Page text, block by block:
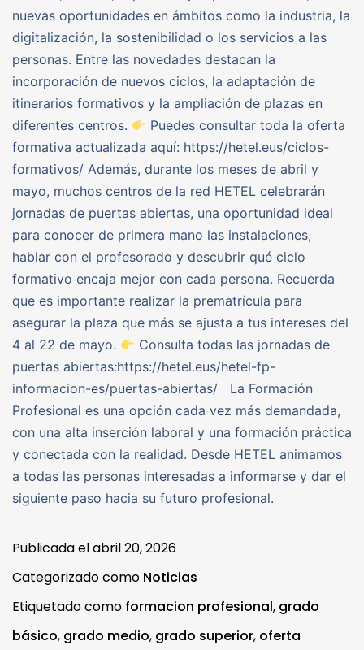
nuevas oportunidades en ámbitos como la industria, la
digitalización, la sostenibilidad o los servicios a las
personas. Entre las novedades destacan la
incorporación de nuevos ciclos, la adaptación de
itinerarios formativos y la ampliación de plazas en
diferentes centros.
Puedes consultar toda la oferta
formativa actualizada aquí: https://hetel.eus/ciclos-
formativos/ Además, durante los meses de abril y
mayo, muchos centros de la red HETEL celebrarán
jornadas de puertas abiertas, una oportunidad ideal
para conocer de primera mano las instalaciones,
hablar con el profesorado y descubrir qué ciclo
formativo encaja mejor con cada persona. Recuerda
que es importante realizar la prematrícula para
asegurar la plaza que más se ajusta a tus intereses del
4 al 22 de mayo.
Consulta todas las jornadas de
puertas abiertas:https://hetel.eus/hetel-fp-
informacion-es/puertas-abiertas/ La Formación
Profesional es una opción cada vez más demandada,
con una alta inserción laboral y una formación práctica
y conectada con la realidad. Desde HETEL animamos
a todas las personas interesadas a informarse y dar el
siguiente paso hacia su futuro profesional.
Publicada elabril 20, 2026
Categorizado como Noticias
Etiquetado como formacion profesional, grado
básico, grado medio, grado superior, oferta